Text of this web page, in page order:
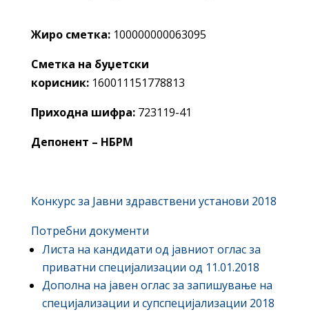
Жиро сметка: 100000000063095
Сметка на буџетски
корисник: 160011151778813
Приходна шифра: 723119-41
Депонент – НБРМ
Конкурс за Јавни здравствени установи 2018
Потребни документи
Листа на кандидати од јавниот оглас за
приватни специјализации од 11.01.2018
Дополна на јавен оглас за запишување на
специјализации и супспецијализации 2018